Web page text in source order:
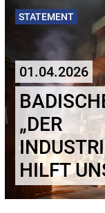
STATEMENT
01.04.2026
„DER
HILFT